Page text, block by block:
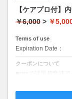
【ケアプロ付】
￥6,000 > ￥
Terms of use
Expiration Date：
クーポンについて